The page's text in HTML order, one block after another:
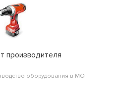
производителя
оборудования в МО